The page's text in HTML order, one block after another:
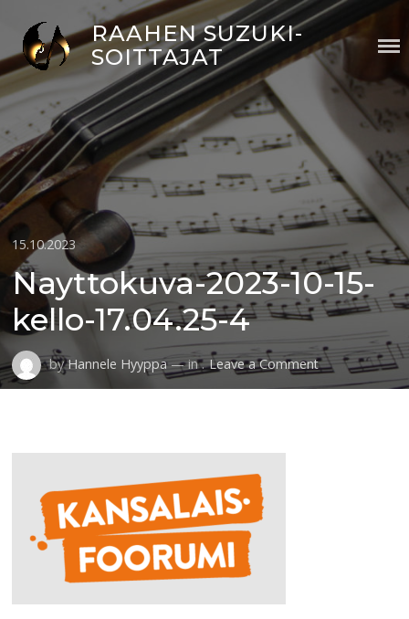
content
RAAHEN SUZUKI-
SOITTAJAT
Posted
on
15.10.2023
Nayttokuva-2023-10-15-
kello-17.04.25-4
byHannele Hyyppa— in . Leave a Commenton
Nayttokuva-